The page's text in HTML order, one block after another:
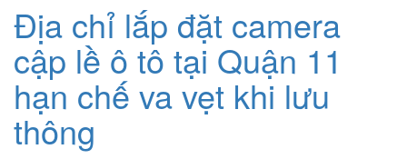
Địa chỉ lắp đặt camera
cập lề ô tô tại Quận 11
hạn chế va vẹt khi lưu
thông